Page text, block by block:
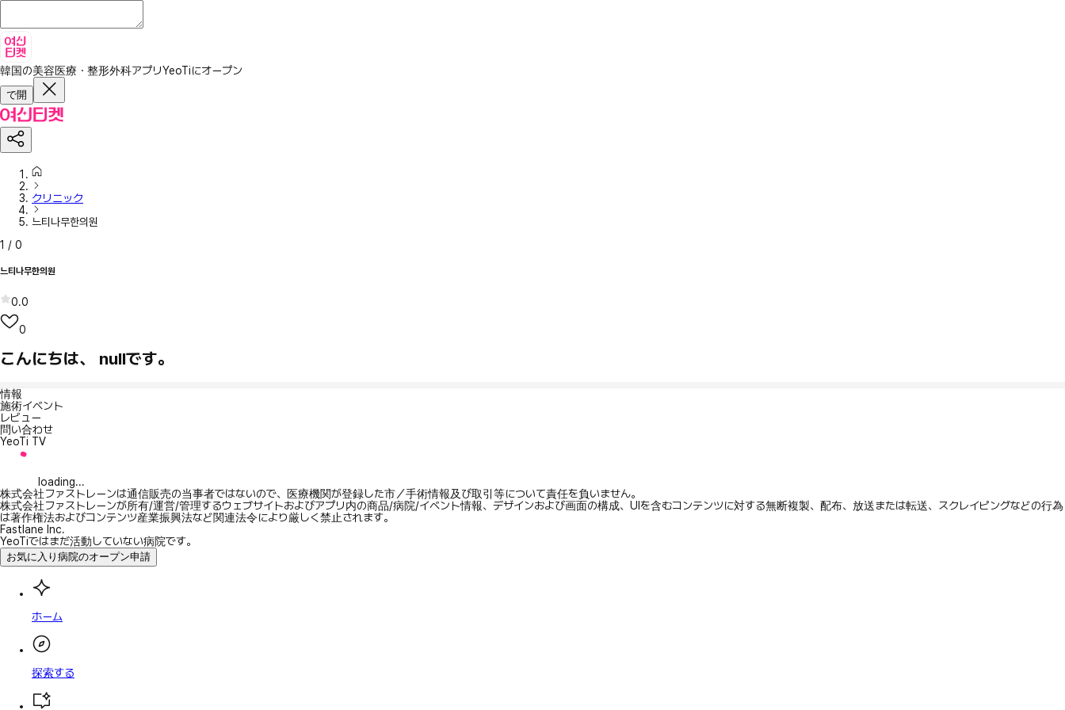
韓国の美容医療・整形外科アプリYeoTiにオープン
で開
クリニック
느티나무한의원
1 / 0
느티나무한의원
0.0
0
こんにちは、 nullです。
情報
施術イベント
レビュー
問い合わせ
YeoTi TV
loading...
株式会社ファストレーンは通信販売の当事者ではないので、医療機関が登録した市／手術情報及び取引等について責任を負いません。
株式会社ファストレーンが所有/運営/管理するウェブサイトおよびアプリ内の商品/病院/イベント情報、デザインおよび画面の構成、UIを含むコンテンツに対する無断複製、配布、放送または転送、スクレイピングなどの行為
は著作権法およびコンテンツ産業振興法など関連法令により厳しく禁止されます。
Fastlane Inc.
YeoTiではまだ活動していない病院です。
お気に入り病院のオープン申請
ホーム
探索する